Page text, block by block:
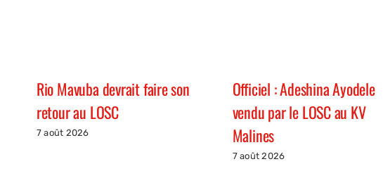
Rio Mavuba devrait faire son
retour au LOSC
7 août 2026
Officiel : Adeshina Ayodele
vendu par le LOSC au KV
Malines
7 août 2026